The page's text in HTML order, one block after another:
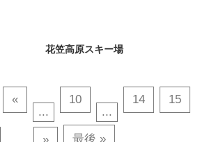
花笠高原スキー場
«
...
10
...
14 15
» 最後 »